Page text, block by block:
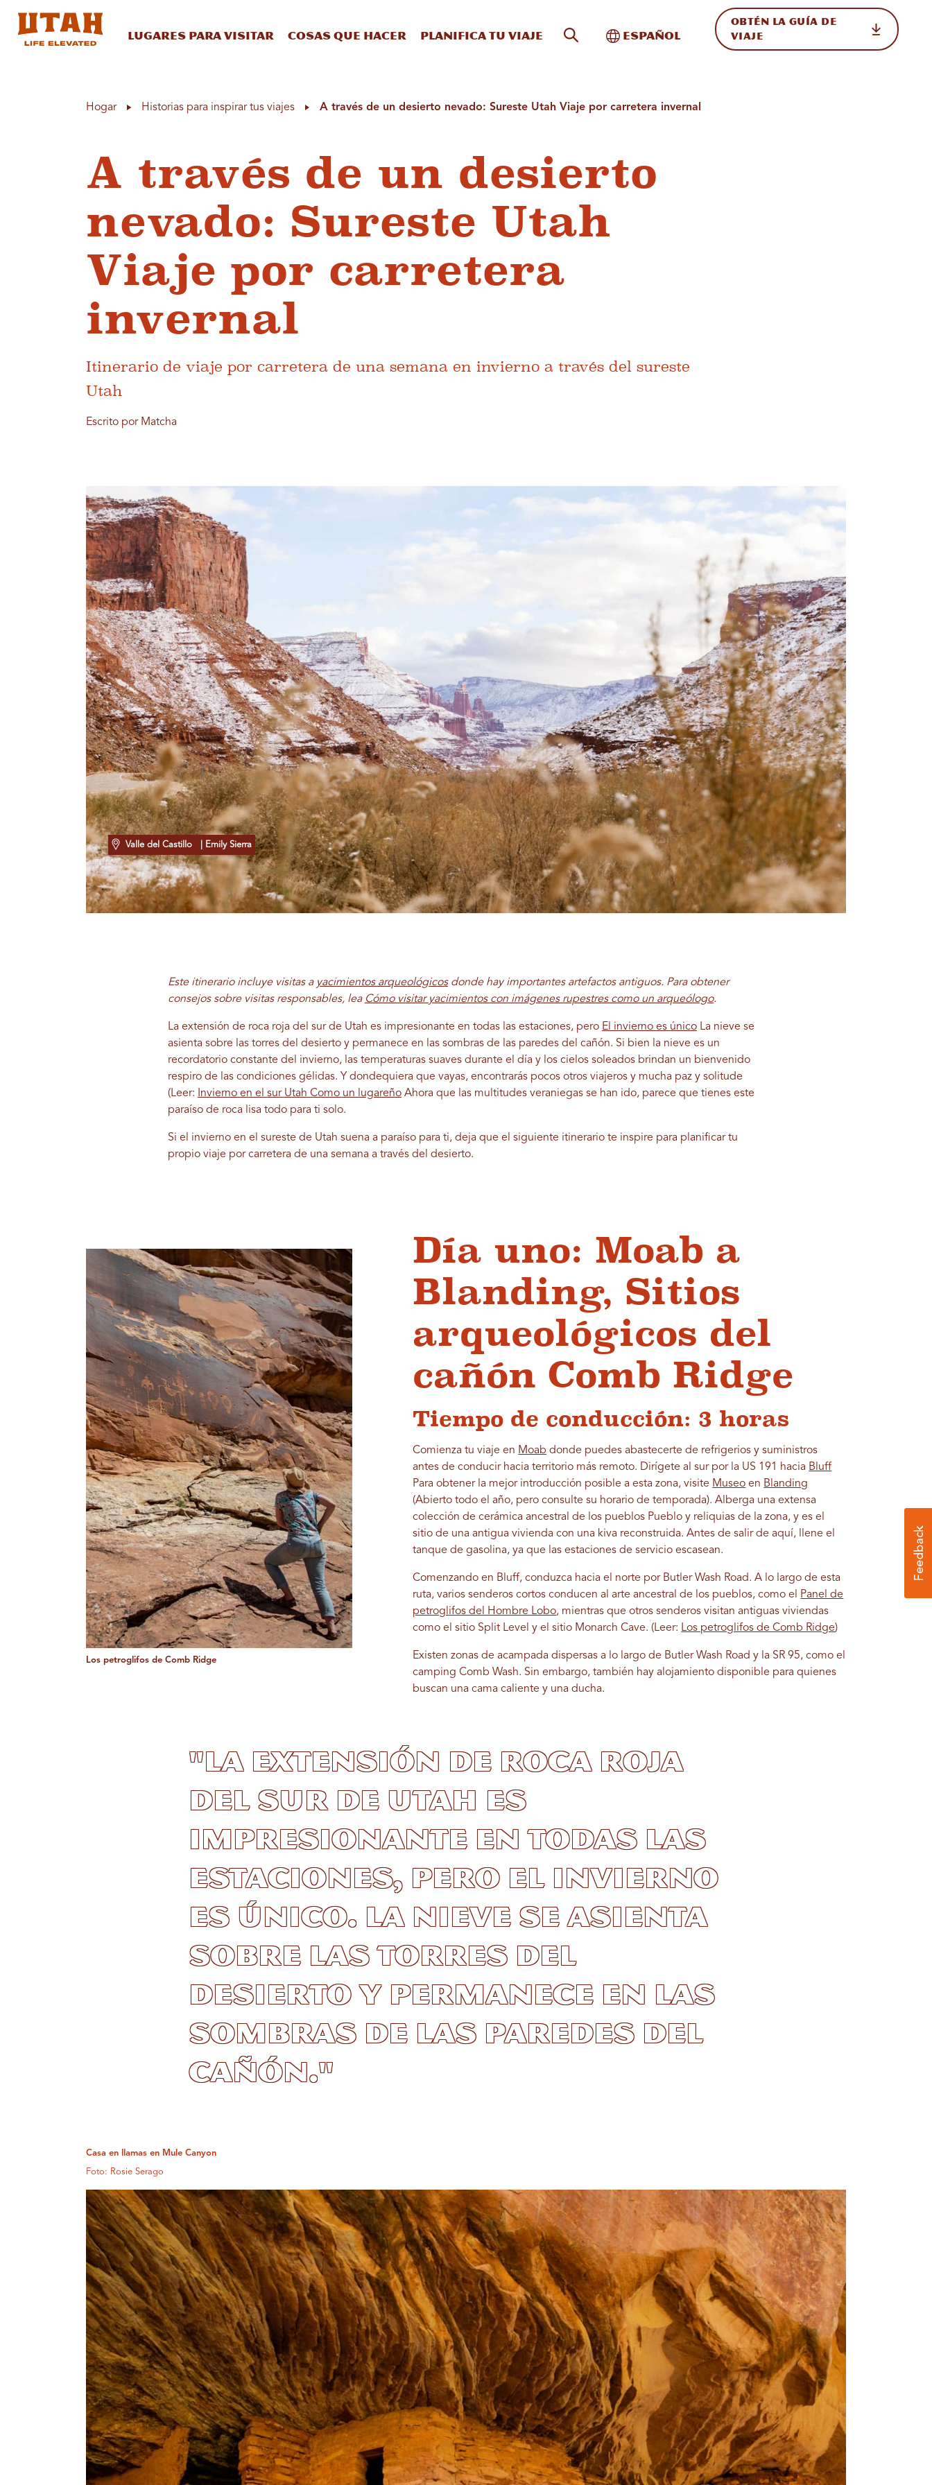
Lugares para visitar Cosas que hacer Planifica tu viaje Búsqueda en el sitio
Alternar Internacional
Español
OBTÉN LA GUÍA DE
VIAJE
Hogar Historias para inspirar tus viajes A través de un desierto nevado: Sureste Utah Viaje por carretera invernal
A través de un desierto
nevado: Sureste Utah
Viaje por carretera
invernal
Itinerario de viaje por carretera de una semana en invierno a través del sureste
Utah
Escrito por Matcha
Valle del Castillo | Emily Sierra
Este itinerario incluye visitas a yacimientos arqueológicosdonde hay importantes artefactos antiguos. Para obtener
consejos sobre visitas responsables, lea Cómo visitar yacimientos con imágenes rupestres como un arqueólogo.
La extensión de roca roja del sur de Utah es impresionante en todas las estaciones, pero El invierno es únicoLa nieve se
asienta sobre las torres del desierto y permanece en las sombras de las paredes del cañón. Si bien la nieve es un
recordatorio constante del invierno, las temperaturas suaves durante el día y los cielos soleados brindan un bienvenido
respiro de las condiciones gélidas. Y dondequiera que vayas, encontrarás pocos otros viajeros y mucha paz y solitude
(Leer:
Invierno en el sur Utah Como un lugareñoAhora que las multitudes veraniegas se han ido, parece que tienes este
paraíso de roca lisa todo para ti solo.
Si el invierno en el sureste de Utah suena a paraíso para ti, deja que el siguiente itinerario te inspire para planificar tu
propio viaje por carretera de una semana a través del desierto.
Los petroglifos de Comb Ridge
Día uno: Moab a
Blanding, Sitios
arqueológicos del
cañón Comb Ridge
Tiempo de conducción: 3 horas
Comienza tu viaje en Moab donde puedes abastecerte de refrigerios y suministros
antes de conducir hacia territorio más remoto. Dirígete al sur por la US 191 hacia Bluff
Para obtener la mejor introducción posible a esta zona, visite Museo en Blanding
(Abierto todo el año, pero consulte su horario de temporada). Alberga una extensa
colección de cerámica ancestral de los pueblos Pueblo y reliquias de la zona, y es el
sitio de una antigua vivienda con una kiva reconstruida. Antes de salir de aquí, llene el
tanque de gasolina, ya que las estaciones de servicio escasean.
Comenzando en Bluff, conduzca hacia el norte por Butler Wash Road. A lo largo de esta
ruta, varios senderos cortos conducen al arte ancestral de los pueblos, como el
Panel de
petroglifos del Hombre Lobo, mientras que otros senderos visitan antiguas viviendas
como el sitio Split Level y el sitio Monarch Cave. (Leer: Los petroglifos de Comb Ridge)
Existen zonas de acampada dispersas a lo largo de Butler Wash Road y la SR 95, como el
camping Comb Wash. Sin embargo, también hay alojamiento disponible para quienes
buscan una cama caliente y una ducha.
"La extensión de roca roja
del sur de Utah es
impresionante en todas las
estaciones, pero el invierno
es único. La nieve se asienta
sobre las torres del
desierto y permanece en las
sombras de las paredes del
cañón."
Casa en llamas en Mule Canyon
Foto: Rosie Serago